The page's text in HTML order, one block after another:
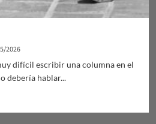
2026
difícil escribir una columna en el
debería hablar...